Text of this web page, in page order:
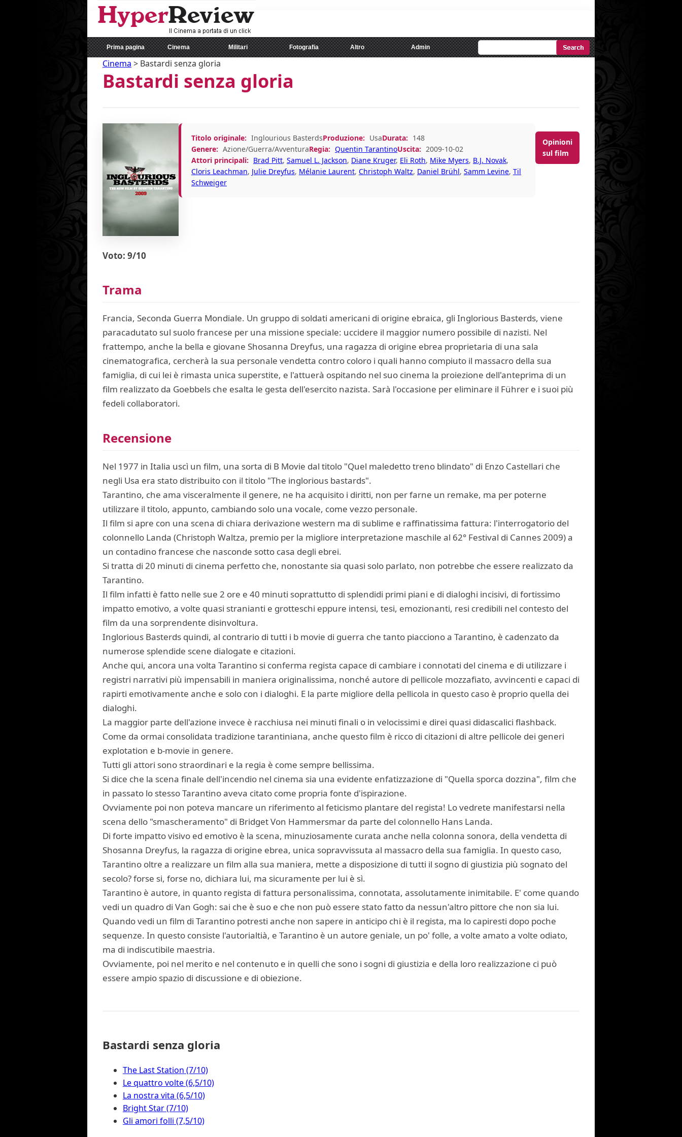
Prima pagina Cinema Militari Fotografia Altro Admin
Cinema > Bastardi senza gloria
Bastardi senza gloria
Titolo originale: Inglourious BasterdsProduzione: UsaDurata: 148
Genere: Azione/Guerra/AvventuraRegia: Quentin TarantinoUscita: 2009-10-02
Attori principali: Brad Pitt, Samuel L. Jackson, Diane Kruger, Eli Roth, Mike Myers, B.J. Novak,
Cloris Leachman, Julie Dreyfus, Mélanie Laurent, Christoph Waltz, Daniel Brühl, Samm Levine, Til
Schweiger
Opinioni
sul film
Voto: 9/10
Trama
Francia, Seconda Guerra Mondiale. Un gruppo di soldati americani di origine ebraica, gli Inglorious Basterds, viene
paracadutato sul suolo francese per una missione speciale: uccidere il maggior numero possibile di nazisti. Nel
frattempo, anche la bella e giovane Shosanna Dreyfus, una ragazza di origine ebrea proprietaria di una sala
cinematografica, cercherà la sua personale vendetta contro coloro i quali hanno compiuto il massacro della sua
famiglia, di cui lei è rimasta unica superstite, e l'attuerà ospitando nel suo cinema la proiezione dell'anteprima di un
film realizzato da Goebbels che esalta le gesta dell'esercito nazista. Sarà l'occasione per eliminare il Führer e i suoi più
fedeli collaboratori.
Recensione
Nel 1977 in Italia uscì un film, una sorta di B Movie dal titolo "Quel maledetto treno blindato" di Enzo Castellari che
negli Usa era stato distribuito con il titolo "The inglorious bastards".
Tarantino, che ama visceralmente il genere, ne ha acquisito i diritti, non per farne un remake, ma per poterne
utilizzare il titolo, appunto, cambiando solo una vocale, come vezzo personale.
Il film si apre con una scena di chiara derivazione western ma di sublime e raffinatissima fattura: l'interrogatorio del
colonnello Landa (Christoph Waltza, premio per la migliore interpretazione maschile al 62° Festival di Cannes 2009) a
un contadino francese che nasconde sotto casa degli ebrei.
Si tratta di 20 minuti di cinema perfetto che, nonostante sia quasi solo parlato, non potrebbe che essere realizzato da
Tarantino.
Il film infatti è fatto nelle sue 2 ore e 40 minuti soprattutto di splendidi primi piani e di dialoghi incisivi, di fortissimo
impatto emotivo, a volte quasi stranianti e grotteschi eppure intensi, tesi, emozionanti, resi credibili nel contesto del
film da una sorprendente disinvoltura.
Inglorious Basterds quindi, al contrario di tutti i b movie di guerra che tanto piacciono a Tarantino, è cadenzato da
numerose splendide scene dialogate e citazioni.
Anche qui, ancora una volta Tarantino si conferma regista capace di cambiare i connotati del cinema e di utilizzare i
registri narrativi più impensabili in maniera originalissima, nonché autore di pellicole mozzafiato, avvincenti e capaci di
rapirti emotivamente anche e solo con i dialoghi. E la parte migliore della pellicola in questo caso è proprio quella dei
dialoghi.
La maggior parte dell'azione invece è racchiusa nei minuti finali o in velocissimi e direi quasi didascalici flashback.
Come da ormai consolidata tradizione tarantiniana, anche questo film è ricco di citazioni di altre pellicole dei generi
explotation e b-movie in genere.
Tutti gli attori sono straordinari e la regia è come sempre bellissima.
Si dice che la scena finale dell'incendio nel cinema sia una evidente enfatizzazione di "Quella sporca dozzina", film che
in passato lo stesso Tarantino aveva citato come propria fonte d'ispirazione.
Ovviamente poi non poteva mancare un riferimento al feticismo plantare del regista! Lo vedrete manifestarsi nella
scena dello "smascheramento" di Bridget Von Hammersmar da parte del colonnello Hans Landa.
Di forte impatto visivo ed emotivo è la scena, minuziosamente curata anche nella colonna sonora, della vendetta di
Shosanna Dreyfus, la ragazza di origine ebrea, unica sopravvissuta al massacro della sua famiglia. In questo caso,
Tarantino oltre a realizzare un film alla sua maniera, mette a disposizione di tutti il sogno di giustizia più sognato del
secolo? forse si, forse no, dichiara lui, ma sicuramente per lui è sì.
Tarantino è autore, in quanto regista di fattura personalissima, connotata, assolutamente inimitabile. E' come quando
vedi un quadro di Van Gogh: sai che è suo e che non può essere stato fatto da nessun'altro pittore che non sia lui.
Quando vedi un film di Tarantino potresti anche non sapere in anticipo chi è il regista, ma lo capiresti dopo poche
sequenze. In questo consiste l'autorialtià, e Tarantino è un autore geniale, un po' folle, a volte amato a volte odiato,
ma di indiscutibile maestria.
Ovviamente, poi nel merito e nel contenuto e in quelli che sono i sogni di giustizia e della loro realizzazione ci può
essere ampio spazio di discussione e di obiezione.
Bastardi senza gloria
The Last Station (7/10)
Le quattro volte (6,5/10)
La nostra vita (6,5/10)
Bright Star (7/10)
Gli amori folli (7,5/10)